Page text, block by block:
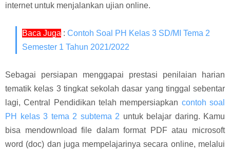
internet untuk menjalankan ujian online.
Baca Juga : Contoh Soal PH Kelas 3 SD/MI Tema 2
Semester 1 Tahun 2021/2022
Sebagai persiapan menggapai prestasi penilaian harian
tematik kelas 3 tingkat sekolah dasar yang tinggal sebentar
lagi, Central Pendidikan telah mempersiapkan contoh soal
PH kelas 3 tema 2 subtema 2 untuk belajar daring. Kamu
bisa mendownload file dalam format PDF atau microsoft
word (doc) dan juga mempelajarinya secara online, melalui